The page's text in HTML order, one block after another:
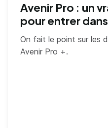
Avenir Pro : un
pour entrer
On fait le point sur les
Avenir Pro +.